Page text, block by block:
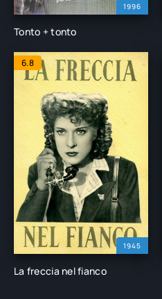
1996
Tonto + tonto
1945
6.8
La freccia nel fianco